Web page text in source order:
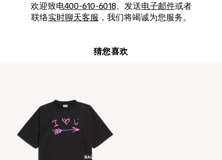
欢迎致电400-610-6018、发送电子邮件或者
联络实时聊天客服 ，我们将竭诚为您服务。
猜您喜欢